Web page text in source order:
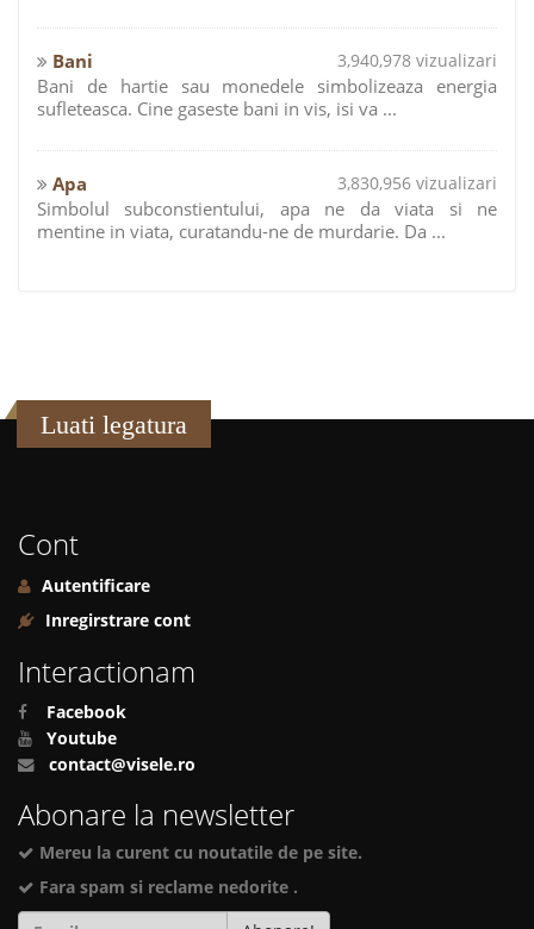
Bani 3,940,978 vizualizari
Bani de hartie sau monedele simbolizeaza energia
sufleteasca. Cine gaseste bani in vis, isi va ...
Apa 3,830,956 vizualizari
Simbolul subconstientului, apa ne da viata si ne
mentine in viata, curatandu-ne de murdarie. Da ...
Luati legatura
Cont
Autentificare
Inregirstrare cont
Interactionam
Facebook
Youtube
contact@visele.ro
Abonare la newsletter
Mereu la curent cu noutatile de pe site.
Fara spam si reclame nedorite .